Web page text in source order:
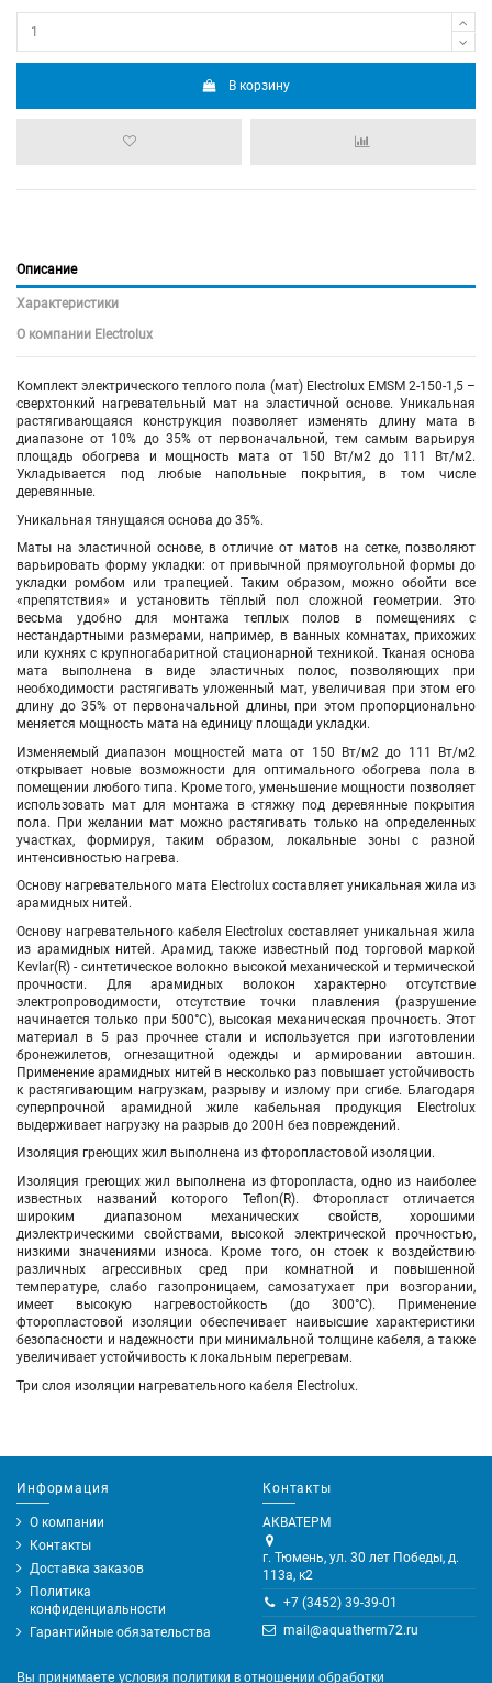
В корзину
Описание
Характеристики
О компании Electrolux
Комплект электрического теплого пола (мат) Electrolux EMSM 2-150-1,5 –
сверхтонкий нагревательный мат на эластичной основе. Уникальная
растягивающаяся конструкция позволяет изменять длину мата в
диапазоне от 10% до 35% от первоначальной, тем самым варьируя
площадь обогрева и мощность мата от 150 Вт/м2 до 111 Вт/м2.
Укладывается под любые напольные покрытия, в том числе
деревянные.
Уникальная тянущаяся основа до 35%.
Маты на эластичной основе, в отличие от матов на сетке, позволяют
варьировать форму укладки: от привычной прямоугольной формы до
укладки ромбом или трапецией. Таким образом, можно обойти все
«препятствия» и установить тёплый пол сложной геометрии. Это
весьма удобно для монтажа теплых полов в помещениях с
нестандартными размерами, например, в ванных комнатах, прихожих
или кухнях с крупногабаритной стационарной техникой. Тканая основа
мата выполнена в виде эластичных полос, позволяющих при
необходимости растягивать уложенный мат, увеличивая при этом его
длину до 35% от первоначальной длины, при этом пропорционально
меняется мощность мата на единицу площади укладки.
Изменяемый диапазон мощностей мата от 150 Вт/м2 до 111 Вт/м2
открывает новые возможности для оптимального обогрева пола в
помещении любого типа. Кроме того, уменьшение мощности позволяет
использовать мат для монтажа в стяжку под деревянные покрытия
пола. При желании мат можно растягивать только на определенных
участках, формируя, таким образом, локальные зоны с разной
интенсивностью нагрева.
Основу нагревательного мата Electrolux составляет уникальная жила из
арамидных нитей.
Основу нагревательного кабеля Electrolux составляет уникальная жила
из арамидных нитей. Арамид, также известный под торговой маркой
Kevlar(R) - синтетическое волокно высокой механической и термической
прочности. Для арамидных волокон характерно отсутствие
электропроводимости, отсутствие точки плавления (разрушение
начинается только при 500°С), высокая механическая прочность. Этот
материал в 5 раз прочнее стали и используется при изготовлении
бронежилетов, огнезащитной одежды и армировании автошин.
Применение арамидных нитей в несколько раз повышает устойчивость
к растягивающим нагрузкам, разрыву и излому при сгибе. Благодаря
суперпрочной арамидной жиле кабельная продукция Electrolux
выдерживает нагрузку на разрыв до 200Н без повреждений.
Изоляция греющих жил выполнена из фторопластовой изоляции.
Изоляция греющих жил выполнена из фторопласта, одно из наиболее
известных названий которого Teflon(R). Фторопласт отличается
широким диапазоном механических свойств, хорошими
диэлектрическими свойствами, высокой электрической прочностью,
низкими значениями износа. Кроме того, он стоек к воздействию
различных агрессивных сред при комнатной и повышенной
температуре, слабо газопроницаем, самозатухает при возгорании,
имеет высокую нагревостойкость (до 300°С). Применение
фторопластовой изоляции обеспечивает наивысшие характеристики
безопасности и надежности при минимальной толщине кабеля, а также
увеличивает устойчивость к локальным перегревам.
Три слоя изоляции нагревательного кабеля Electrolux.
Информация
О компании
Контакты
Доставка заказов
Политика
конфиденциальности
Гарантийные обязательства
Контакты
АКВАТЕРМ
г. Тюмень, ул. 30 лет Победы, д.
113а, к2
+7 (3452) 39-39-01
mail@aquatherm72.ru
Вы принимаете условия политики в отношении обработки